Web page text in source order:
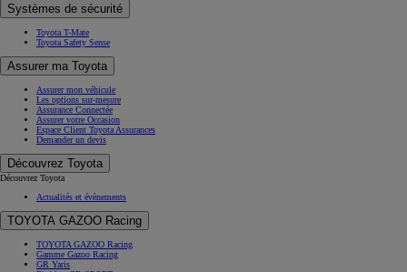
Systèmes de sécurité
Toyota T-Mate
Toyota Safety Sense
Assurer ma Toyota
Assurer mon véhicule
Les options sur-mesure
Assurance Connectée
Assurer votre Occasion
Espace Client Toyota Assurances
Demander un devis
Découvrez Toyota
Découvrez Toyota
Actualités et évènements
TOYOTA GAZOO Racing
TOYOTA GAZOO Racing
Gamme Gazoo Racing
GR Yaris